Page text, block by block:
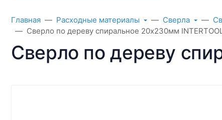
Главная Расходные материалы Сверла
Сверло по дереву спиральное 20x230мм
Сверло по дереву